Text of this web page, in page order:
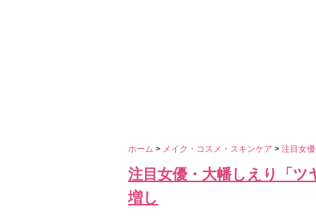
ホーム > メイク・コスメ・スキンケア > 注目女
注目女優・大幡しえり「
増し